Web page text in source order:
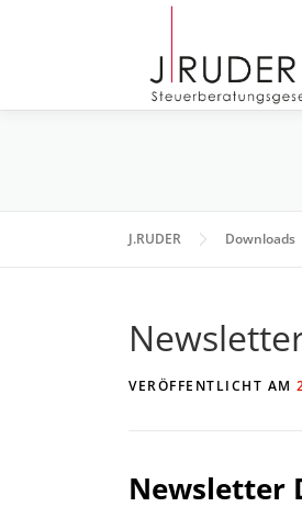
J.RUDER Downloads
VERÖFFENTLICHT AM
Newsletter